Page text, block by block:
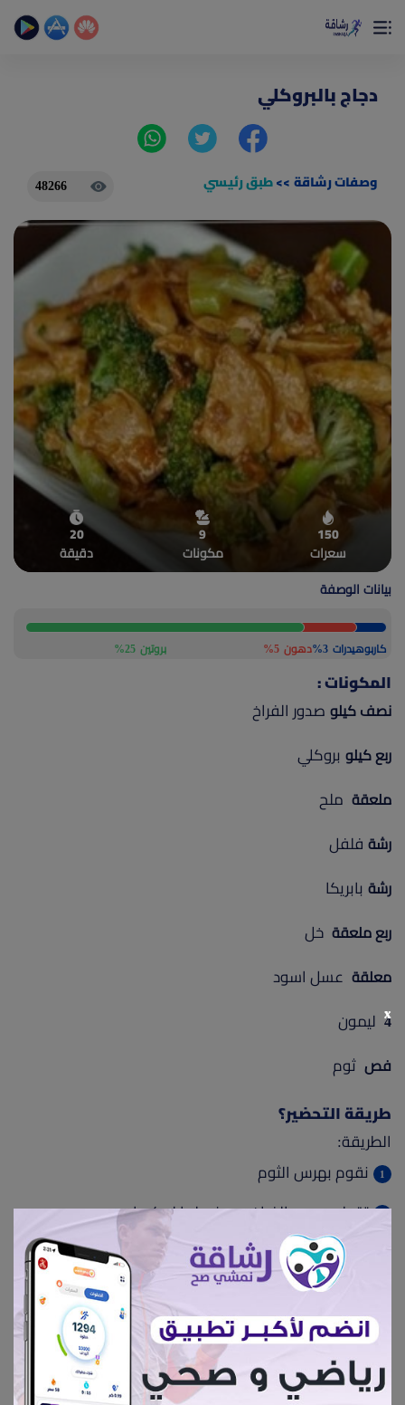
×
حساب الخطوات اليومية _ حساب السعرات _ تمارين منزلية
المقالات
جديد
ادوات رشاقة
من نحن
الأسئلة الشائعة
أعلن معنا(current)
دجاج بالبروكلي
وصفات رشاقة>>طبق رئيسي 48266
150
سعرات
9
مكونات
20
دقيقة
بيانات الوصفة
كاربوهيدرات 3% دهون 5% بروتين 25%
المكونات :
نصف كيلو صدور الفراخ
ربع كيلو بروكلي
ملعقة ملح
رشة فلفل
رشة بابريكا
ربع ملعقة خل
معلقة عسل اسود
4 ليمون
فص ثوم
طريقة التحضير؟
الطريقة:
نقوم بهرس الثوم
تقطيع صدور الفراخ بعد غسلها لمكعبات
ثم نتبلها بكل المكونات ماعدا الثوم لمدة ساعتين علي
نحضر مقلاة غير لاصقة ومدهونة برشة زيت وسخنة جدا
نضع الثوم ثم البروكلي حتي يتغير لونه
نضع الفراخ حتي تأخذ لونا ذهبيا نخفض النار ونغطى
x